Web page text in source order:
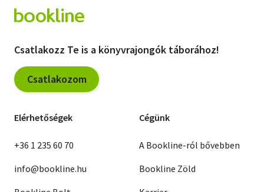
Csatlakozz Te is a könyvrajongók táborához!
Csatlakozom
Elérhetőségek
+36 1 235 60 70
info@bookline.hu
Cégünk
A Bookline-ról bővebben
Bookline Zöld